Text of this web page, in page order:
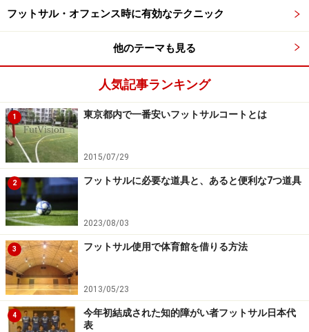
FP
3 青山 実苗（VEEX TOKYO Ladies）
4 竹澤 奈津美（バルドラール浦安ラス・ボニータス）
5 小出 夏美（VEEX TOKYO Ladies）
6 井野 美聡（arco-iris KOBE）
7 吉林 千景（VEEX TOKYO Ladies）
8 坂田 睦（SWHレディースフットサルクラブ）
9 関灘 美那子（arco-iris KOBE）
10 中島 詩織（FSF Rioja※スペイン）
11 北川 夏奈（丸岡RUCK Ladies）
15 石鍋 千夏（FOREST ANNEX）
以上、14名です。
テレビ中継などは予定されていませんが、ぜひフットサ
ル女子日本代表にも注目して頂ければと。
フットサル・オフェンス時に有効なテクニック
他のテーマも見る
人気記事ランキング
1 東京都内で一番安いフットサルコートとは
2015/07/29
2 フットサルに必要な道具と、あると便利な7つ道具
2023/08/03
3 フットサル使用で体育館を借りる方法
2013/05/23
4
今年初結成された知的障がい者フットサル日本代
表